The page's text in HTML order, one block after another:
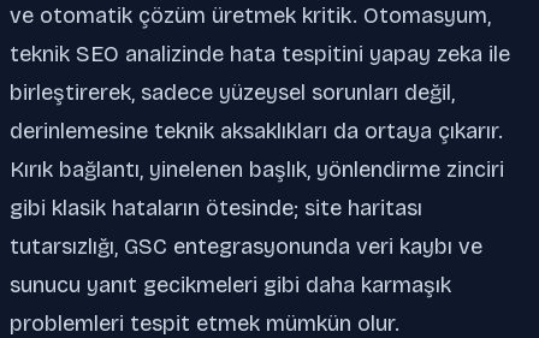
ve otomatik çözüm üretmek kritik. Otomasyum,
teknik SEO analizinde hata tespitini yapay zeka ile
birleştirerek, sadece yüzeysel sorunları değil,
derinlemesine teknik aksaklıkları da ortaya çıkarır.
Kırık bağlantı, yinelenen başlık, yönlendirme zinciri
gibi klasik hataların ötesinde; site haritası
tutarsızlığı, GSC entegrasyonunda veri kaybı ve
sunucu yanıt gecikmeleri gibi daha karmaşık
problemleri tespit etmek mümkün olur.